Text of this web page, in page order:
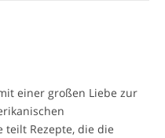
einer großen Liebe zur
teilt Rezepte, die die